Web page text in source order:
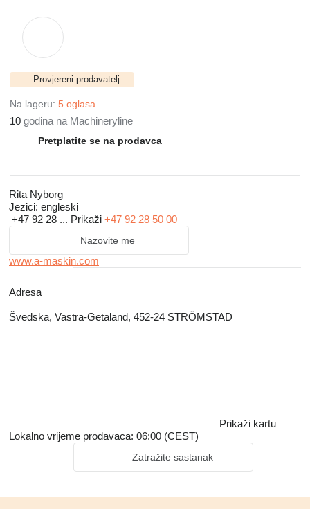
Provjereni prodavatelj
Na lageru: 5 oglasa
10 godina na Machineryline
Pretplatite se na prodavca
Rita Nyborg
Jezici: engleski
+47 92 28 ... Prikaži +47 92 28 50 00
Nazovite me
www.a-maskin.com
Adresa
Švedska, Vastra-Getaland, 452-24 STRÖMSTAD
Prikaži kartu
Lokalno vrijeme prodavaca: 06:00 (CEST)
Zatražite sastanak